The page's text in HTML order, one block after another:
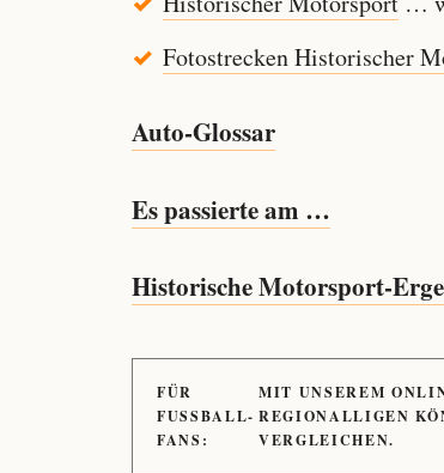
Fotostrecken Historischer
Auto-Glossar
Es passierte am …
Historische Motorsport-
FÜR
FUSSBALL-
FANS:
MIT UNSEREM
REGIONALLIGEN
VERGLEICHEN.